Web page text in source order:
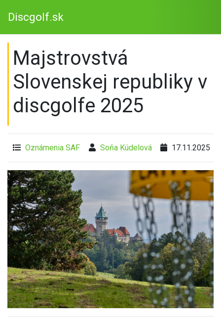
Discgolf.sk
Majstrovstvá
Slovenskej republiky v
discgolfe 2025
Oznámenia SAF Soňa Kúdelová 17.11.2025